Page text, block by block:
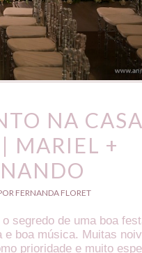
NA
MARIEL +
FERNANDA FLORET
segredo de uma boa
e boa música. Muitas
prioridade e muito